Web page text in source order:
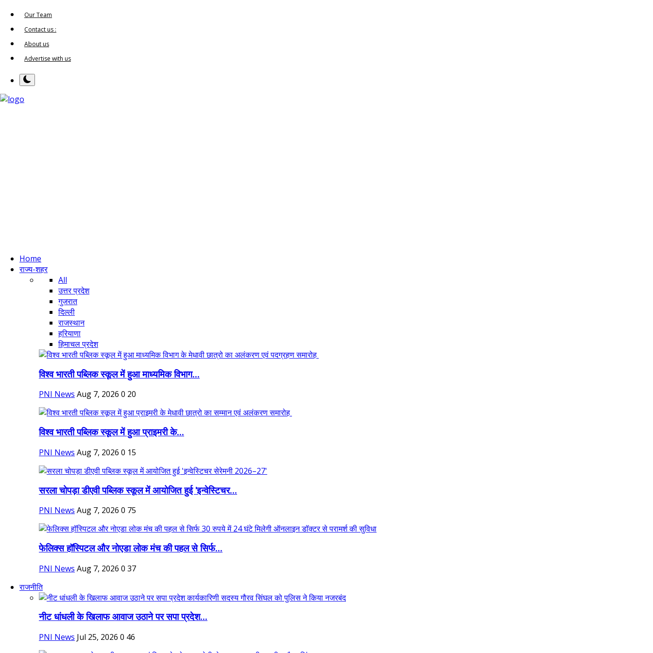
Our Team
Contact us :
About us
Advertise with us
Home
राज्य-शहर
All
उत्तर प्रदेश
गुजरात
दिल्ली
राजस्थान
हरियाणा
हिमाचल प्रदेश
विश्व भारती पब्लिक स्कूल में हुआ माध्यमिक विभाग...
PNI News Aug 7, 2026 0 20
विश्व भारती पब्लिक स्कूल में हुआ प्राइमरी के...
PNI News Aug 7, 2026 0 15
सरला चोपड़ा डीएवी पब्लिक स्कूल में आयोजित हुई 'इन्वेस्टिचर...
PNI News Aug 7, 2026 0 75
फेलिक्स हॉस्पिटल और नोएडा लोक मंच की पहल से सिर्फ...
PNI News Aug 7, 2026 0 37
राजनीति
नीट धांधली के खिलाफ आवाज उठाने पर सपा प्रदेश...
PNI News Jul 25, 2026 0 46